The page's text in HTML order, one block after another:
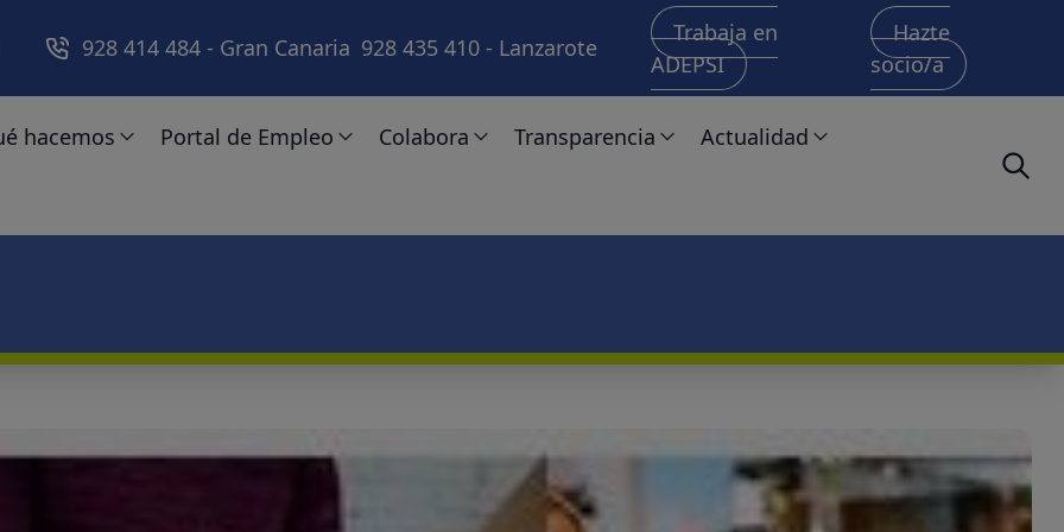
928 414 484 - Gran Canaria 928 435 410 - Lanzarote
Trabaja en
ADEPSI
Hazte
socio/a
hacemos
Formación en Asistencia Personal
Portal de Empleo Colabora
Voluntariado
Transparencia
Retribuciones
Económico-financiero
Actualidad